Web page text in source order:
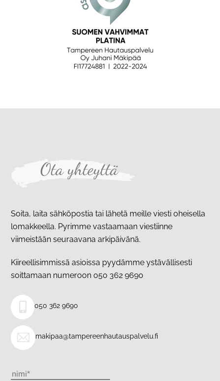
Ota yhteyttä
Soita, laita sähköpostia tai lähetä meille viesti oheisella
lomakkeella. Pyrimme vastaamaan viestiinne
viimeistään seuraavana arkipäivänä.
Kiireellisimmissä asioissa pyydämme ystävällisesti
soittamaan numeroon 050 362 9690
050 362 9690
makipaa@tampereenhautauspalvelu.fi